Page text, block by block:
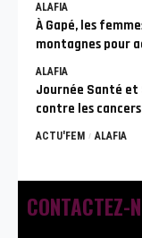
ALAFIA
À Gapé, les
montagnes pour
ALAFIA
Journée Santé
contre les
ACTU'FEM ALAFIA
CONTACTEZ-